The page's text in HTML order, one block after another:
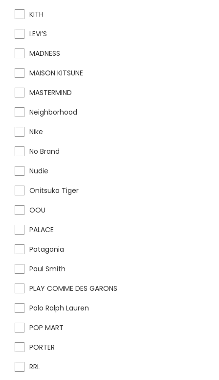
KITH
LEVI’S
MADNESS
MAISON KITSUNE
MASTERMIND
Neighborhood
Nike
No Brand
Nudie
Onitsuka Tiger
OOU
PALACE
Patagonia
Paul Smith
PLAY COMME DES GARONS
Polo Ralph Lauren
POP MART
PORTER
RRL